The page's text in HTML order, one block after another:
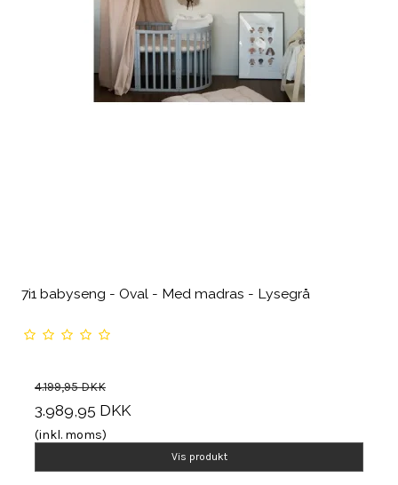
7i1 babyseng - Oval - Med madras - Lysegrå
4.199,95 DKK
3.989,95 DKK
(inkl. moms)
Vis produkt